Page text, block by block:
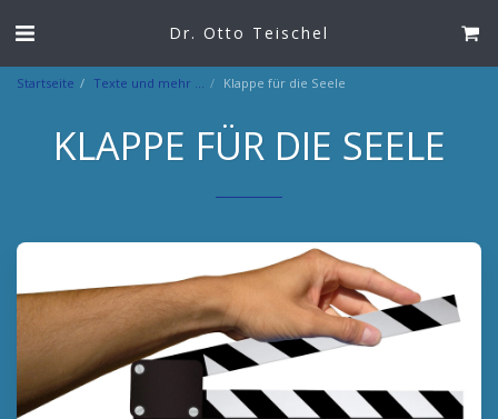
Dr. Otto Teischel
Startseite Texte und mehr ... Klappe für die Seele
KLAPPE FÜR DIE SEELE